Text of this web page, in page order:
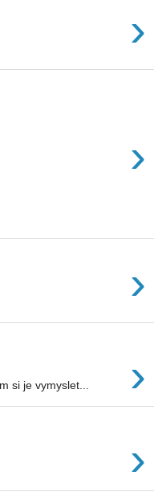
›
›
›
›
si je vymyslet...
›